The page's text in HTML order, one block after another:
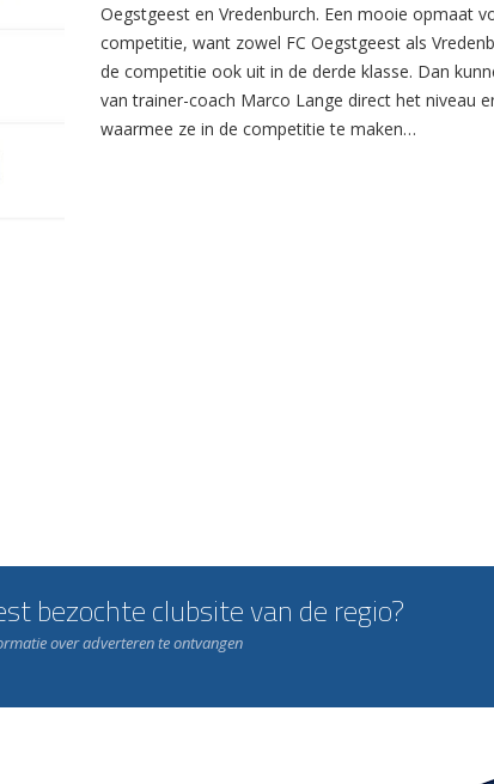
Oegstgeest en Vredenburch. Een mooie opmaat
competitie, want zowel FC Oegstgeest als
de competitie ook uit in de derde klasse. Dan
van trainer-coach Marco Lange direct het niveau
waarmee ze in de competitie te maken…
bezochte clubsite van de regio?
over adverteren te ontvangen